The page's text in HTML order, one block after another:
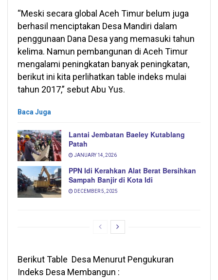
“Meski secara global Aceh Timur belum juga
berhasil menciptakan Desa Mandiri dalam
penggunaan Dana Desa yang memasuki tahun
kelima. Namun pembangunan di Aceh Timur
mengalami peningkatan banyak peningkatan,
berikut ini kita perlihatkan table indeks mulai
tahun 2017,” sebut Abu Yus.
Baca Juga
Lantai Jembatan Baeley Kutablang
Patah
JANUARY 14, 2026
PPN Idi Kerahkan Alat Berat Bersihkan
Sampah Banjir di Kota Idi
DECEMBER 5, 2025
Berikut Table Desa Menurut Pengukuran
Indeks Desa Membangun :